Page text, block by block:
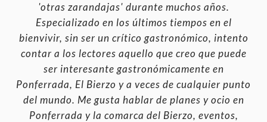
'otras zarandajas' durante muchos años.
Especializado en los últimos tiempos en el
bienvivir, sin ser un crítico gastronómico, intento
contar a los lectores aquello que creo que puede
ser interesante gastronómicamente en
Ponferrada, El Bierzo y a veces de cualquier punto
del mundo. Me gusta hablar de planes y ocio en
Ponferrada y la comarca del Bierzo, eventos,